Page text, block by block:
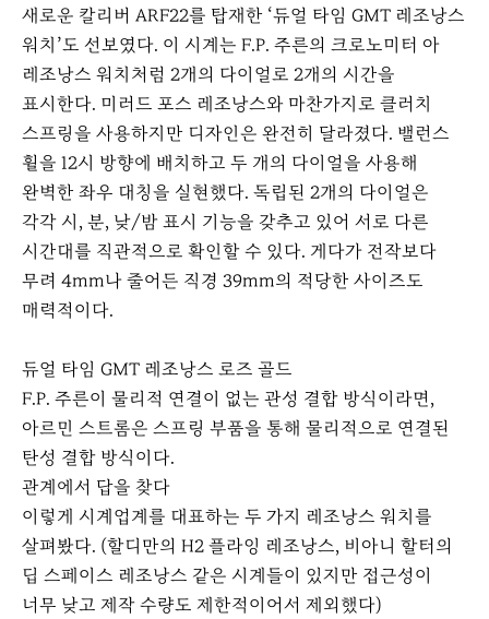
새로운 칼리버 ARF22를 탑재한 ‘듀얼 타임 GMT 레조낭스
워치’도 선보였다. 이 시계는 F.P. 주른의 크로노미터 아
레조낭스 워치처럼 2개의 다이얼로 2개의 시간을
표시한다. 미러드 포스 레조낭스와 마찬가지로 클러치
스프링을 사용하지만 디자인은 완전히 달라졌다. 밸런스
휠을 12시 방향에 배치하고 두 개의 다이얼을 사용해
완벽한 좌우 대칭을 실현했다. 독립된 2개의 다이얼은
각각 시, 분, 낮/밤 표시 기능을 갖추고 있어 서로 다른
시간대를 직관적으로 확인할 수 있다. 게다가 전작보다
무려 4mm나 줄어든 직경 39mm의 적당한 사이즈도
매력적이다.
듀얼 타임 GMT 레조낭스 로즈 골드
F.P. 주른이 물리적 연결이 없는 관성 결합 방식이라면,
아르민 스트롬은 스프링 부품을 통해 물리적으로 연결된
탄성 결합 방식이다.
관계에서 답을 찾다
이렇게 시계업계를 대표하는 두 가지 레조낭스 워치를
살펴봤다. (할디만의 H2 플라잉 레조낭스, 비아니 할터의
딥 스페이스 레조낭스 같은 시계들이 있지만 접근성이
너무 낮고 제작 수량도 제한적이어서 제외했다)